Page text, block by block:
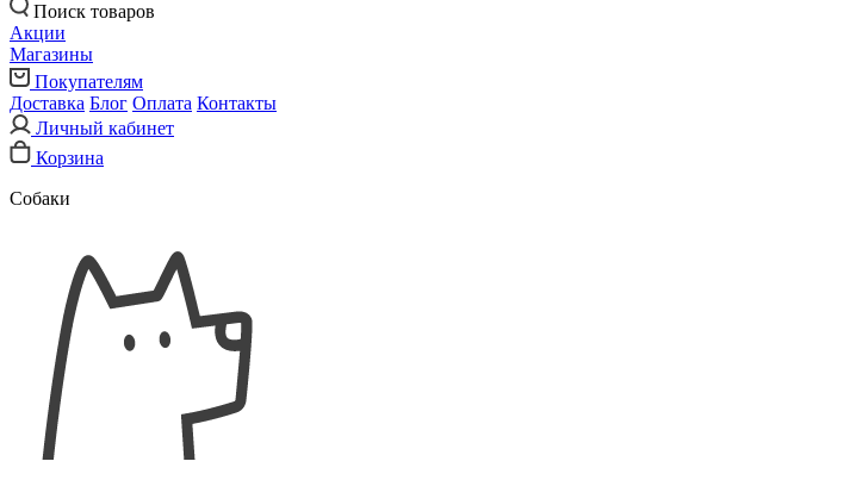
Поиск товаров
Акции
Магазины
Покупателям
Доставка Блог Оплата Контакты
Личный кабинет
Корзина
Собаки